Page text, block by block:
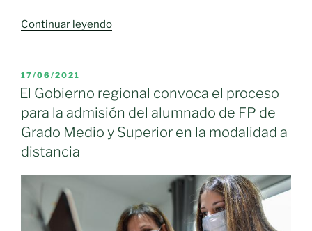
Continuar leyendo«Se
para
dar
seguridad
a
96.620
7.986
PUBLICADO
EL
17/06/2021
El Gobierno regional convoca el proceso
para la admisión del alumnado de FP de
Grado Medio y Superior en la modalidad a
distancia